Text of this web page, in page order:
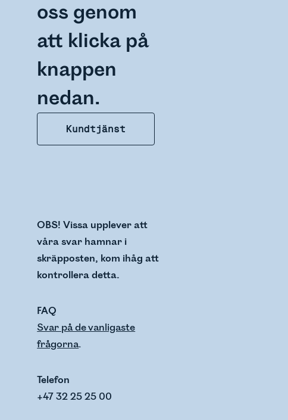
oss genom
att klicka på
knappen
nedan.
Kundtjänst
OBS! Vissa upplever att
våra svar hamnar i
skräpposten, kom ihåg att
kontrollera detta.
FAQ
Svar på de vanligaste
frågorna.
Telefon
+47 32 25 25 00